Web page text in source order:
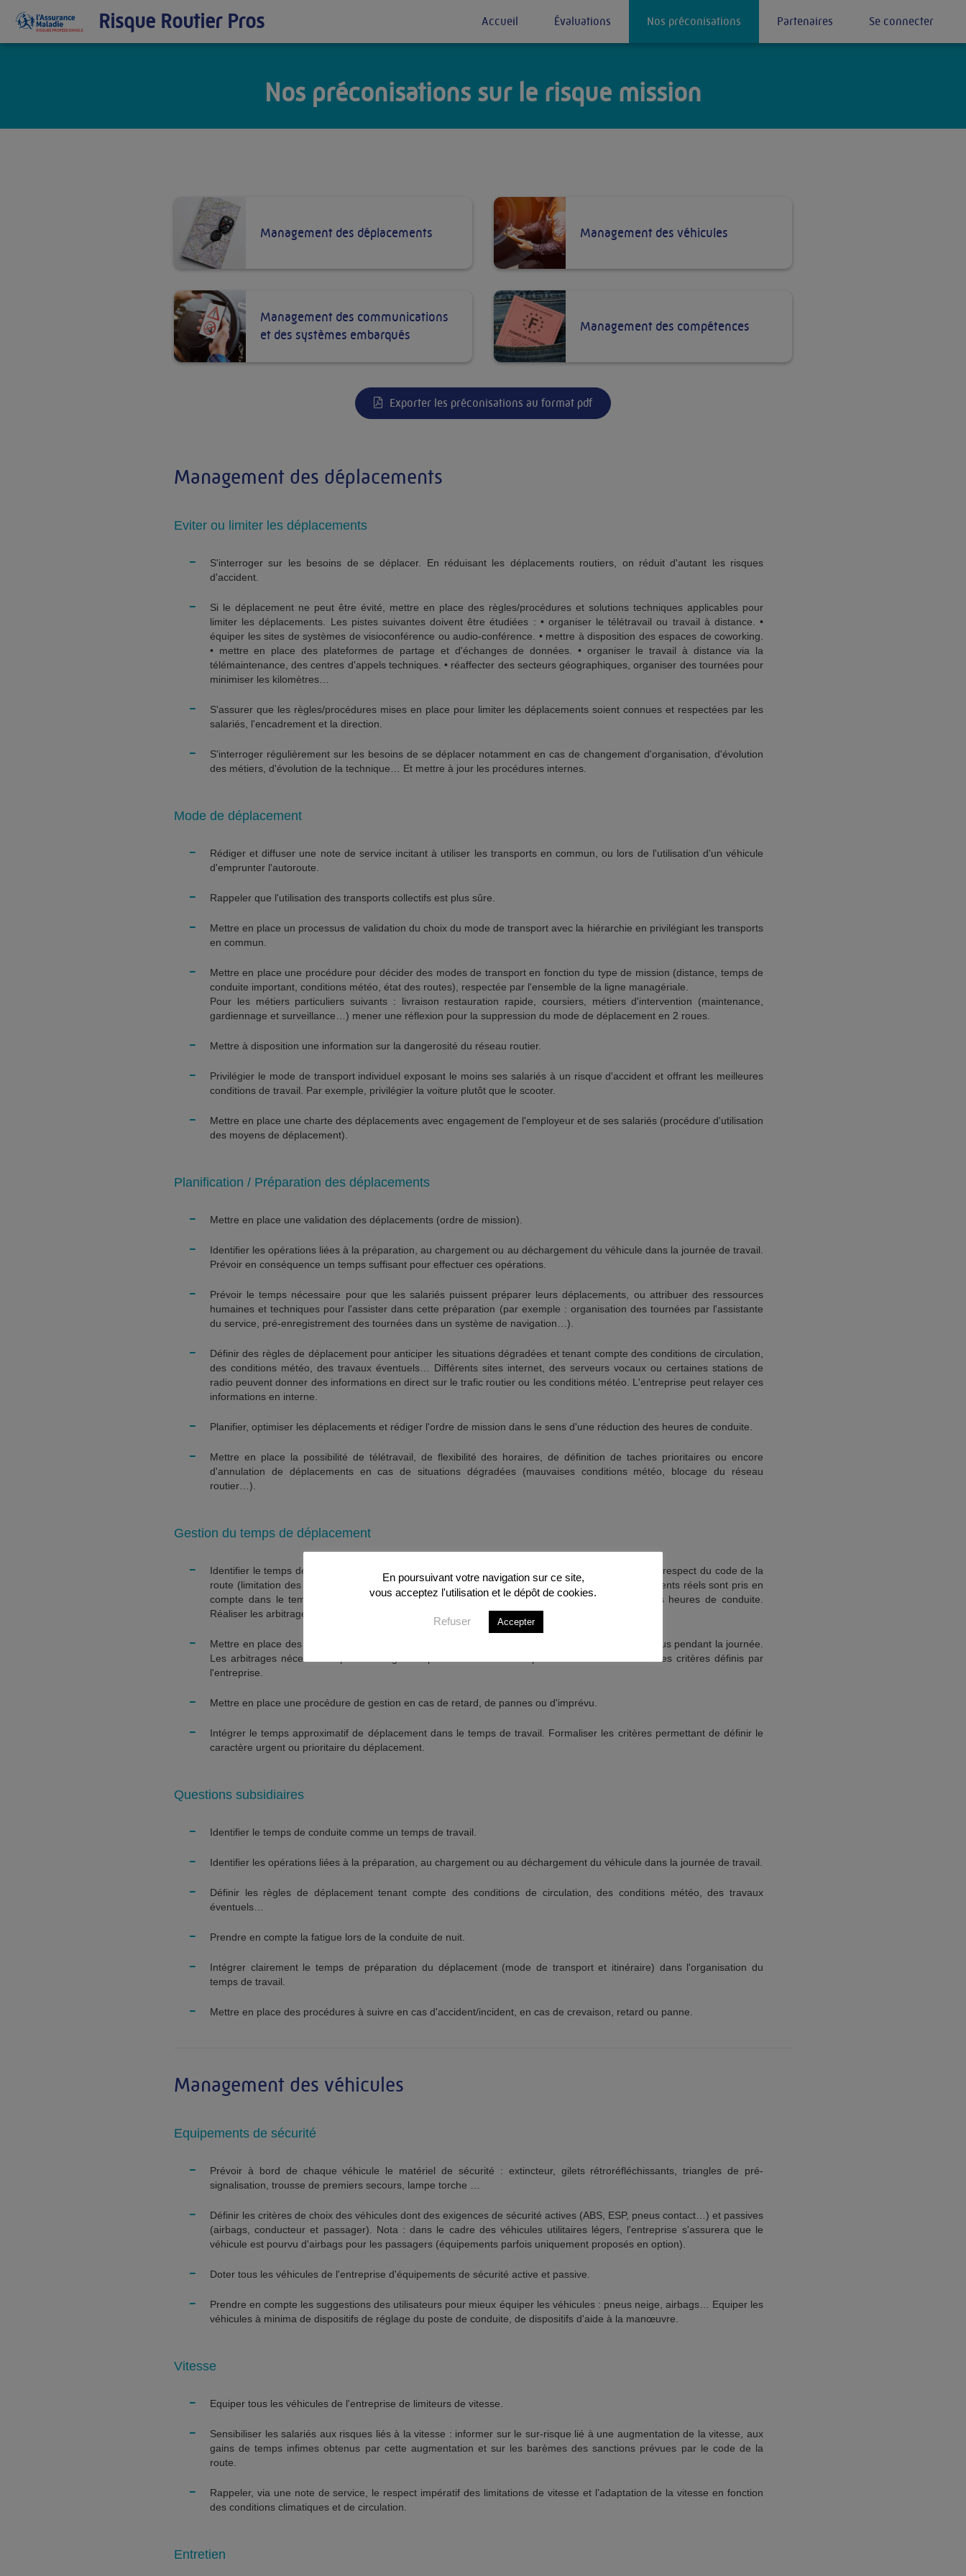
Risque Routier Pros Accueil Évaluations Nos préconisations Partenaires Se connecter
Nos préconisations sur le risque mission
Management des déplacements Management des véhicules
Management des communications
et des systèmes embarqués
Management des compétences
Exporter les préconisations au format pdf
Management des déplacements
Eviter ou limiter les déplacements
-
S'interroger sur les besoins de se déplacer. En réduisant les déplacements routiers, on réduit d'autant les risques
d'accident.
-
Si le déplacement ne peut être évité, mettre en place des règles/procédures et solutions techniques applicables pour
limiter les déplacements. Les pistes suivantes doivent être étudiées : • organiser le télétravail ou travail à distance. •
équiper les sites de systèmes de visioconférence ou audio-conférence. • mettre à disposition des espaces de coworking.
• mettre en place des plateformes de partage et d'échanges de données. • organiser le travail à distance via la
télémaintenance, des centres d'appels techniques. • réaffecter des secteurs géographiques, organiser des tournées pour
minimiser les kilomètres…
-
S'assurer que les règles/procédures mises en place pour limiter les déplacements soient connues et respectées par les
salariés, l'encadrement et la direction.
-
S'interroger régulièrement sur les besoins de se déplacer notamment en cas de changement d'organisation, d'évolution
des métiers, d'évolution de la technique… Et mettre à jour les procédures internes.
Mode de déplacement
-
Rédiger et diffuser une note de service incitant à utiliser les transports en commun, ou lors de l'utilisation d'un véhicule
d'emprunter l'autoroute.
- Rappeler que l'utilisation des transports collectifs est plus sûre.
-
Mettre en place un processus de validation du choix du mode de transport avec la hiérarchie en privilégiant les transports
en commun.
-
Mettre en place une procédure pour décider des modes de transport en fonction du type de mission (distance, temps de
conduite important, conditions météo, état des routes), respectée par l'ensemble de la ligne managériale.
Pour les métiers particuliers suivants : livraison restauration rapide, coursiers, métiers d'intervention (maintenance,
gardiennage et surveillance…) mener une réflexion pour la suppression du mode de déplacement en 2 roues.
- Mettre à disposition une information sur la dangerosité du réseau routier.
-
Privilégier le mode de transport individuel exposant le moins ses salariés à un risque d'accident et offrant les meilleures
conditions de travail. Par exemple, privilégier la voiture plutôt que le scooter.
-
Mettre en place une charte des déplacements avec engagement de l'employeur et de ses salariés (procédure d'utilisation
des moyens de déplacement).
Planification / Préparation des déplacements
- Mettre en place une validation des déplacements (ordre de mission).
-
Identifier les opérations liées à la préparation, au chargement ou au déchargement du véhicule dans la journée de travail.
Prévoir en conséquence un temps suffisant pour effectuer ces opérations.
-
Prévoir le temps nécessaire pour que les salariés puissent préparer leurs déplacements, ou attribuer des ressources
humaines et techniques pour l'assister dans cette préparation (par exemple : organisation des tournées par l'assistante
du service, pré-enregistrement des tournées dans un système de navigation…).
-
Définir des règles de déplacement pour anticiper les situations dégradées et tenant compte des conditions de circulation,
des conditions météo, des travaux éventuels… Différents sites internet, des serveurs vocaux ou certaines stations de
radio peuvent donner des informations en direct sur le trafic routier ou les conditions météo. L'entreprise peut relayer ces
informations en interne.
- Planifier, optimiser les déplacements et rédiger l'ordre de mission dans le sens d'une réduction des heures de conduite.
-
Mettre en place la possibilité de télétravail, de flexibilité des horaires, de définition de taches prioritaires ou encore
d'annulation de déplacements en cas de situations dégradées (mauvaises conditions météo, blocage du réseau
routier…).
Gestion du temps de déplacement
-
Identifier le temps de conduite comme un temps de travail. Le déplacement doit être géré avec le respect du code de la
route (limitation des contraintes horaires, temps de pause nécessaire…). Les temps de déplacements réels sont pris en
compte dans le temps de travail. Planifier les déplacements dans l'objectif d'une réduction des heures de conduite.
Réaliser les arbitrages nécessaires pour les urgences/priorités avec l'encadrement.
-
Mettre en place des échanges entre le salarié et sa hiérarchie sur le thème des retards ou imprévus pendant la journée.
Les arbitrages nécessaires pour les urgences/priorités sont réalisés par le salarié sur la base des critères définis par
l'entreprise.
- Mettre en place une procédure de gestion en cas de retard, de pannes ou d'imprévu.
-
Intégrer le temps approximatif de déplacement dans le temps de travail. Formaliser les critères permettant de définir le
caractère urgent ou prioritaire du déplacement.
Questions subsidiaires
- Identifier le temps de conduite comme un temps de travail.
- Identifier les opérations liées à la préparation, au chargement ou au déchargement du véhicule dans la journée de travail.
-
Définir les règles de déplacement tenant compte des conditions de circulation, des conditions météo, des travaux
éventuels…
- Prendre en compte la fatigue lors de la conduite de nuit.
-
Intégrer clairement le temps de préparation du déplacement (mode de transport et itinéraire) dans l'organisation du
temps de travail.
- Mettre en place des procédures à suivre en cas d'accident/incident, en cas de crevaison, retard ou panne.
Management des véhicules
Equipements de sécurité
-
Prévoir à bord de chaque véhicule le matériel de sécurité : extincteur, gilets rétroréfléchissants, triangles de pré-
signalisation, trousse de premiers secours, lampe torche …
-
Définir les critères de choix des véhicules dont des exigences de sécurité actives (ABS, ESP, pneus contact…) et passives
(airbags, conducteur et passager). Nota : dans le cadre des véhicules utilitaires légers, l'entreprise s'assurera que le
véhicule est pourvu d'airbags pour les passagers (équipements parfois uniquement proposés en option).
- Doter tous les véhicules de l'entreprise d'équipements de sécurité active et passive.
-
Prendre en compte les suggestions des utilisateurs pour mieux équiper les véhicules : pneus neige, airbags… Equiper les
véhicules à minima de dispositifs de réglage du poste de conduite, de dispositifs d'aide à la manœuvre.
Vitesse
- Equiper tous les véhicules de l'entreprise de limiteurs de vitesse.
-
Sensibiliser les salariés aux risques liés à la vitesse : informer sur le sur-risque lié à une augmentation de la vitesse, aux
gains de temps infimes obtenus par cette augmentation et sur les barèmes des sanctions prévues par le code de la
route.
-
Rappeler, via une note de service, le respect impératif des limitations de vitesse et l’adaptation de la vitesse en fonction
des conditions climatiques et de circulation.
Entretien
En poursuivant votre navigation sur ce site,
vous acceptez l'utilisation et le dépôt de cookies.
Refuser Accepter